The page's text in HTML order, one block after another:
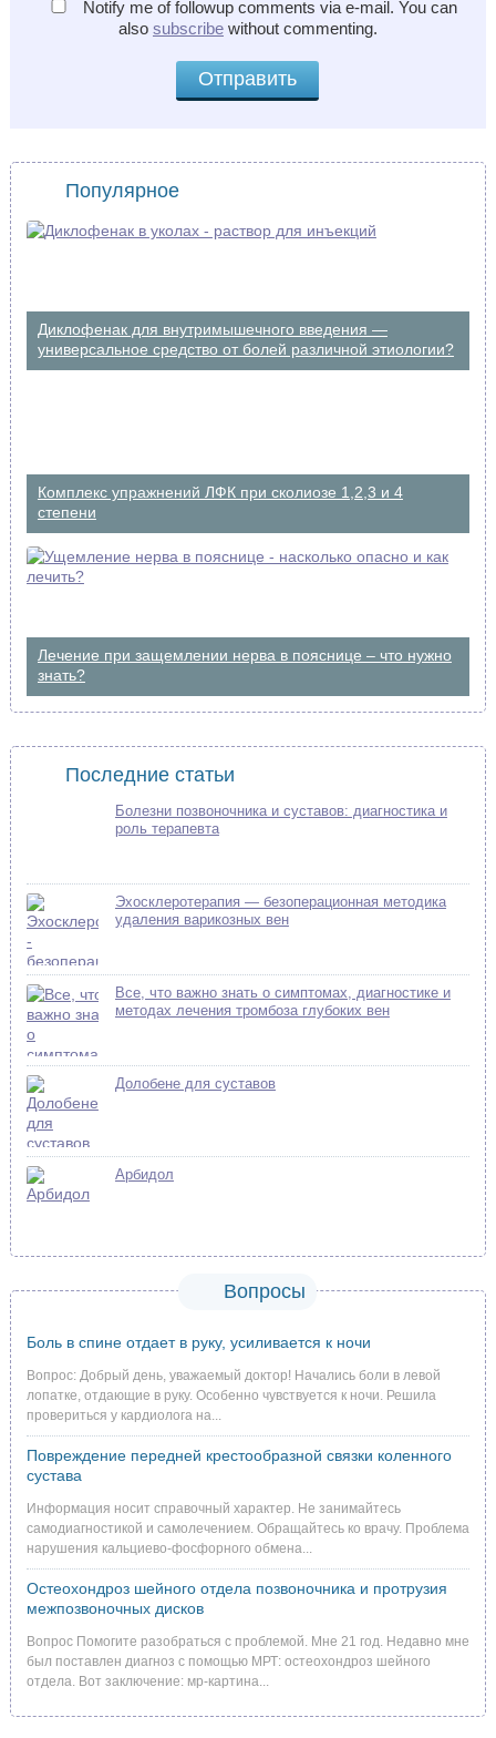
Notify me of followup comments via e-mail. You can
also subscribewithout commenting.
Популярное
Диклофенак для внутримышечного введения —
универсальное средство от болей различной этиологии?
Комплекс упражнений ЛФК при сколиозе 1,2,3 и 4
степени
Лечение при защемлении нерва в пояснице – что нужно
знать?
Последние статьи
Болезни позвоночника и суставов: диагностика и
роль терапевта
Эхосклеротерапия — безоперационная методика
удаления варикозных вен
Все, что важно знать о симптомах, диагностике и
методах лечения тромбоза глубоких вен
Долобене для суставов
Арбидол
Вопросы
Боль в спине отдает в руку, усиливается к ночи
Вопрос: Добрый день, уважаемый доктор! Начались боли в левой
лопатке, отдающие в руку. Особенно чувствуется к ночи. Решила
провериться у кардиолога на...
Повреждение передней крестообразной связки коленного
сустава
Информация носит справочный характер. Не занимайтесь
самодиагностикой и самолечением. Обращайтесь ко врачу. Проблема
нарушения кальциево-фосфорного обмена...
Остеохондроз шейного отдела позвоночника и протрузия
межпозвоночных дисков
Вопрос Помогите разобраться с проблемой. Мне 21 год. Недавно мне
был поставлен диагноз с помощью МРТ: остеохондроз шейного
отдела. Вот заключение: мр-картина...